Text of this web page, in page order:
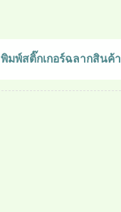
พิมพ์สติ๊กเกอร์ฉลากสินค้า